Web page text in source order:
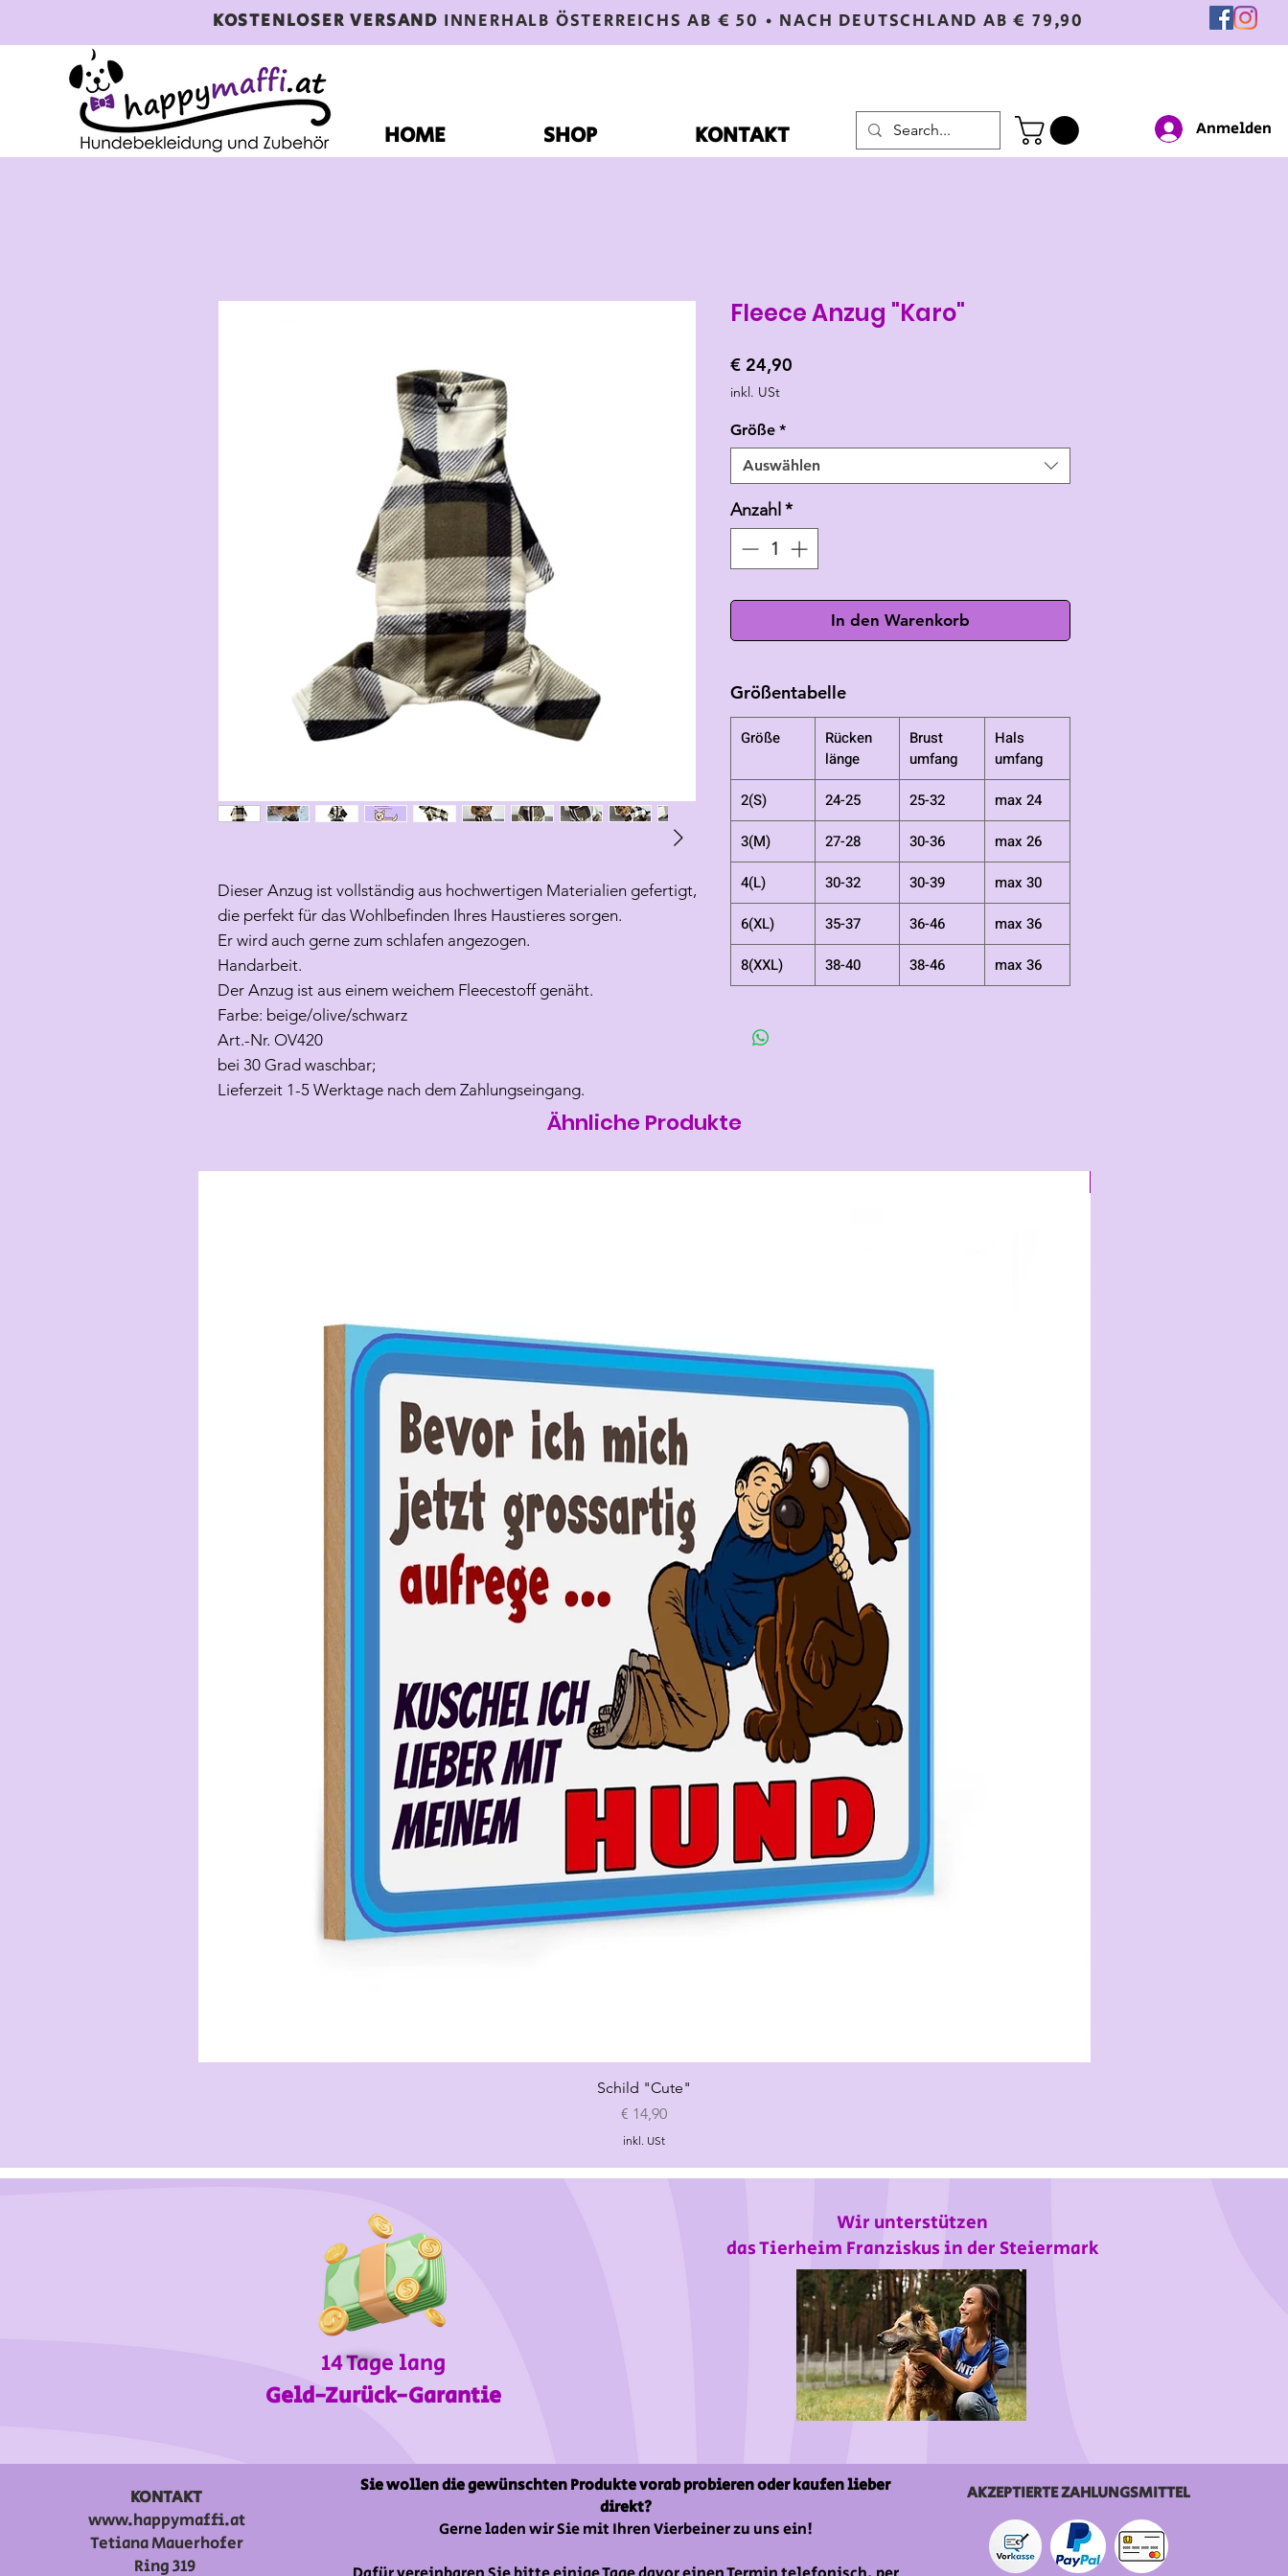
KOSTENLOSER VERSAND INNERHALB ÖSTERREICHS AB € 50 • NACH DEUTSCHLAND AB € 79,90
HOME SHOP KONTAKT Anmelden
Dieser Anzug ist vollständig aus hochwertigen Materialien gefertigt,
die perfekt für das Wohlbefinden Ihres Haustieres sorgen.
Er wird auch gerne zum schlafen angezogen.
Handarbeit.
Der Anzug ist aus einem weichem Fleecestoff genäht.
Farbe: beige/olive/schwarz
Art.-Nr. OV420
bei 30 Grad waschbar;
Lieferzeit 1-5 Werktage nach dem Zahlungseingang.
Fleece Anzug "Karo"
€ 24,90
inkl. USt
Größe *
Auswählen
Anzahl *
In den Warenkorb
Größentabelle
Größe
Rücken
länge
Brust
umfang
Hals
umfang
2(S)
24-25 25-32
max 24
3(M)
27-28 30-36
max 26
4(L)
30-32 30-39
max 30
6(XL)
35-37 36-46
max 36
8(XXL)
38-40 38-46 max 36
Ähnliche Produkte
Schnellansicht
Schild "Cute"
Preis
€ 14,90
inkl. USt
14 Tage lang
Geld-Zurück-Garantie
Wir unterstützen
das Tierheim Franziskus in der Steiermark
KONTAKT
www.happymaffi.at
Tetiana Mauerhofer
Ring 319
Sie wollen die gewünschten Produkte vorab probieren oder kaufen lieber
direkt?
Gerne laden wir Sie mit Ihren Vierbeiner zu uns ein!
AKZEPTIERTE ZAHLUNGSMITTEL